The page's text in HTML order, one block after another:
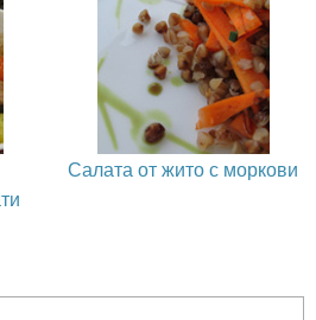
Салата от жито с моркови